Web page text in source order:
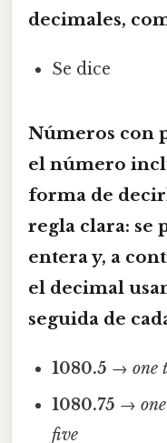
decimales,
Se dice
Números con
el número
forma de
regla clara: se
entera y, a
el decimal
seguida de
1080.5 →one
1080.75 →
five